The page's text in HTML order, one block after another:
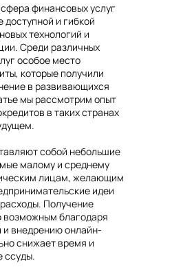
финансовых услуг
доступной и гибкой
технологий и
Среди различных
особое место
которые получили
в развивающихся
мы рассмотрим опыт
в таких странах
собой небольшие
малому и среднему
лицам, желающим
идеи
Получение
возможным благодаря
и внедрению онлайн-
снижает время и
ссуды.